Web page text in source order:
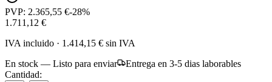
PVP: 2.365,55 €-28%
1.711,12 €
IVA incluido · 1.414,15 € sin IVA
En stock — Listo para enviar
Entrega en 3-5 dias laborables
Cantidad: